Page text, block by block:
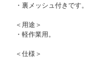
・裏メッシュ付きです。
＜用途＞
・軽作業用。
＜仕様＞